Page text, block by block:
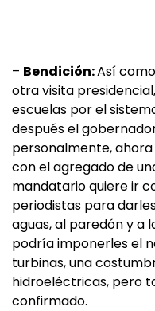
– Bendición:Así
otra visita
escuelas por el
después el
personalmente,
con el agregado de
mandatario quiere ir
periodistas para
aguas, al paredón y a
podría imponerles el
turbinas, una
hidroeléctricas, pero
confirmado.